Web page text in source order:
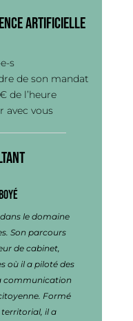
artificielle
s
de son mandat
de l’heure
avec vous
le domaine
Son parcours
de cabinet,
où il a piloté des
communication
Formé
il a